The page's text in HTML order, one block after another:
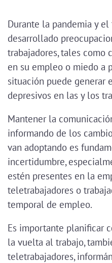
Durante la pandemia y
desarrollado
trabajadores, tales como
en su empleo o miedo a
situación puede generar
depresivos en las y los
Mantener la
informando de los
van adoptando es
incertidumbre,
estén presentes en la
teletrabajadores o
temporal de empleo.
Es importante planificar
la vuelta al trabajo,
teletrabajadores,